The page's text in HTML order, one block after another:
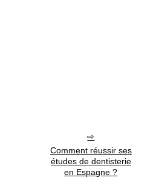
Comment réussir ses
études de dentisterie
en Espagne ?